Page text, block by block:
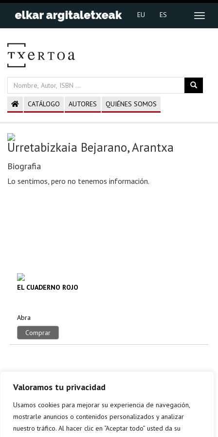
Valoramos tu privacidad
Usamos cookies para mejorar su experiencia de navegación,
mostrarle anuncios o contenidos personalizados y analizar
nuestro tráfico. Al hacer clic en “Aceptar todo” usted da su
EU ES
CATÁLOGO AUTORES QUIÉNES SOMOS
Urretabizkaia Bejarano, Arantxa
Biografia
Lo sentimos, pero no tenemos información.
EL CUADERNO ROJO
Abra
Comprar